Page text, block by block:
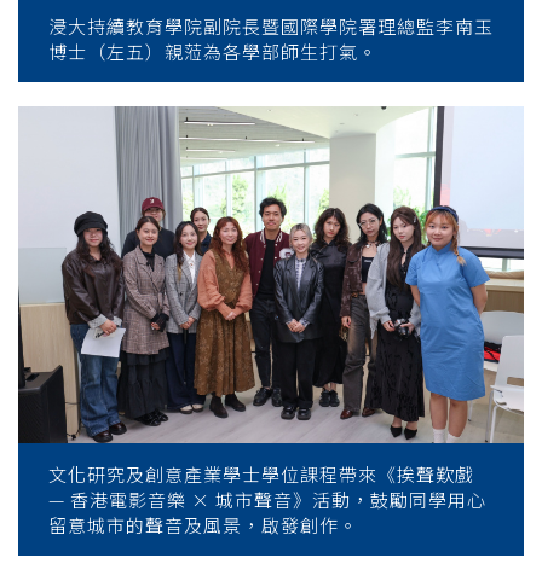
浸大持續教育學院副院長暨國際學院署理總監李南玉
博士（左五）親蒞為各學部師生打氣。
文化研究及創意產業學士學位課程帶來《挨聲歎戲
— 香港電影音樂 × 城市聲音》活動，鼓勵同學用心
留意城市的聲音及風景，啟發創作。